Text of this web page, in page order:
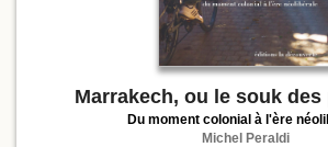
Marrakech, ou le souk
Du moment colonial à l'ère
Michel Peraldi